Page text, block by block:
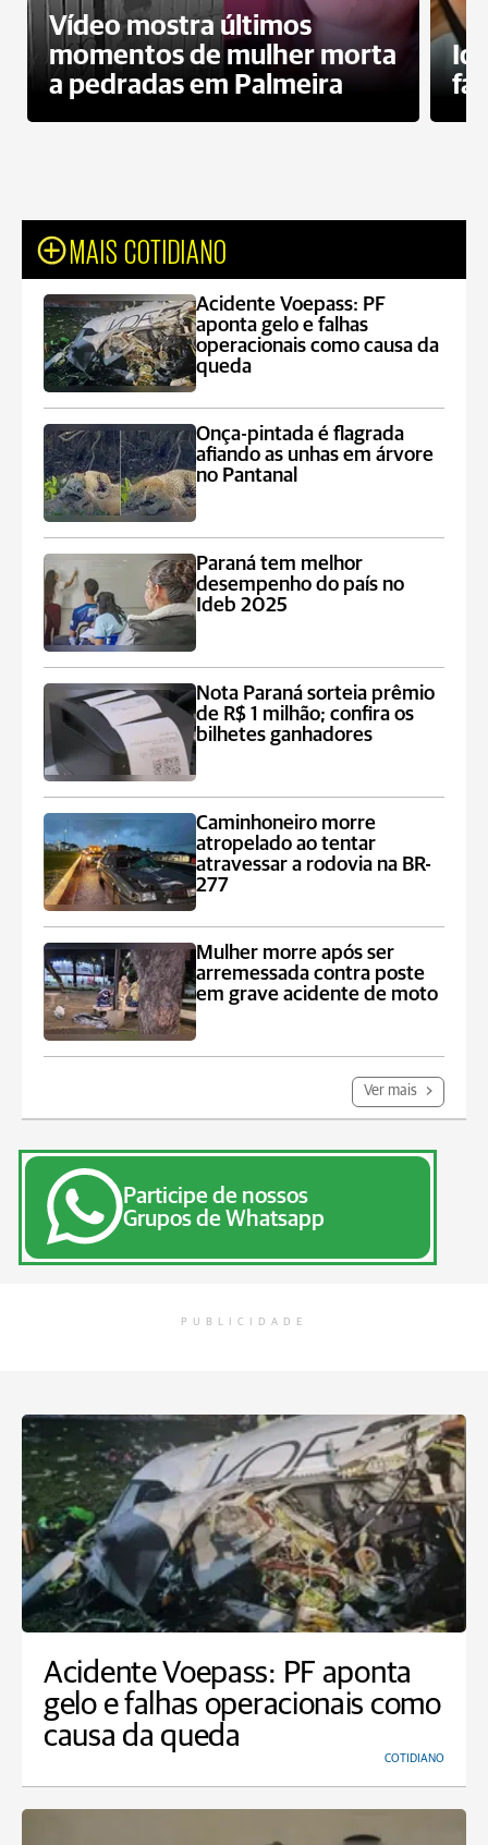
Vídeo mostra últimos
momentos de mulher morta
a pedradas em Palmeira
MAIS COTIDIANO
Acidente Voepass: PF
aponta gelo e falhas
operacionais como causa da
queda
Onça-pintada é flagrada
afiando as unhas em árvore
no Pantanal
Paraná tem melhor
desempenho do país no
Ideb 2025
Nota Paraná sorteia prêmio
de R$ 1 milhão; confira os
bilhetes ganhadores
Caminhoneiro morre
atropelado ao tentar
atravessar a rodovia na BR-
277
Mulher morre após ser
arremessada contra poste
em grave acidente de moto
Ver mais
Participe de nossos
Grupos de Whatsapp
PUBLICIDADE
Acidente Voepass: PF aponta
gelo e falhas operacionais como
causa da queda
COTIDIANO